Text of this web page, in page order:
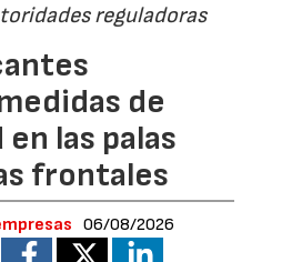
reguladoras
de
las palas
frontales
06/08/2026